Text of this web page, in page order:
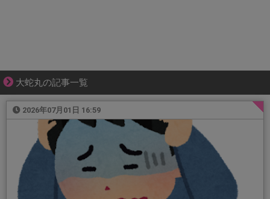
大蛇丸の記事一覧
2026年07月01日 16:59